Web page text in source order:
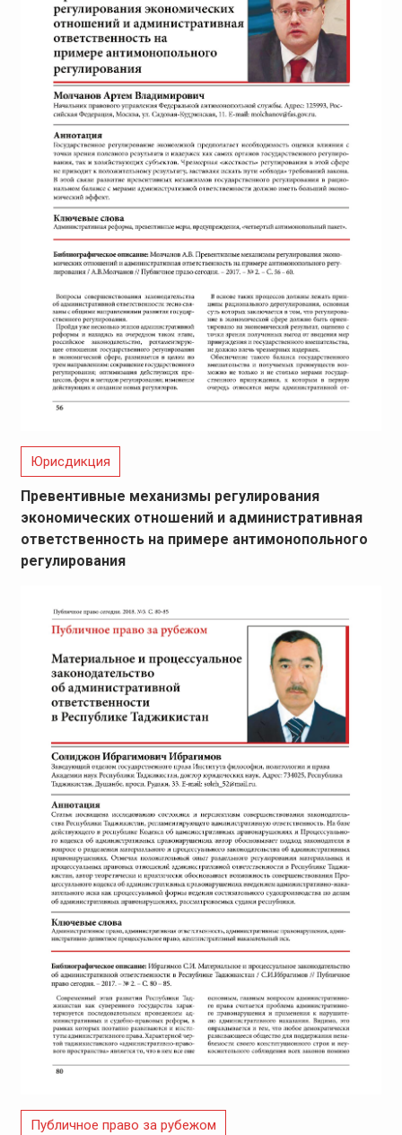
Юрисдикция
Превентивные механизмы регулирования
экономических отношений и административная
ответственность на примере антимонопольного
регулирования
Публичное право за рубежом